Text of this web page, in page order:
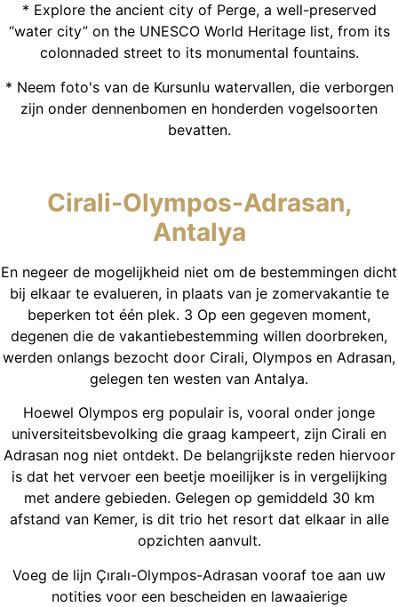
* Explore the ancient city of Perge, a well-preserved
“water city” on the UNESCO World Heritage list, from its
colonnaded street to its monumental fountains.
* Neem foto's van de Kursunlu watervallen, die verborgen
zijn onder dennenbomen en honderden vogelsoorten
bevatten.
Cirali-Olympos-Adrasan,
Antalya
En negeer de mogelijkheid niet om de bestemmingen dicht
bij elkaar te evalueren, in plaats van je zomervakantie te
beperken tot één plek. 3 Op een gegeven moment,
degenen die de vakantiebestemming willen doorbreken,
werden onlangs bezocht door Cirali, Olympos en Adrasan,
gelegen ten westen van Antalya.
Hoewel Olympos erg populair is, vooral onder jonge
universiteitsbevolking die graag kampeert, zijn Cirali en
Adrasan nog niet ontdekt. De belangrijkste reden hiervoor
is dat het vervoer een beetje moeilijker is in vergelijking
met andere gebieden. Gelegen op gemiddeld 30 km
afstand van Kemer, is dit trio het resort dat elkaar in alle
opzichten aanvult.
Voeg de lijn Çıralı-Olympos-Adrasan vooraf toe aan uw
notities voor een bescheiden en lawaaierige